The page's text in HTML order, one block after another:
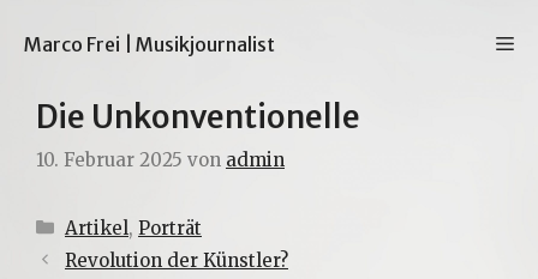
InhaltMarco Frei | Musikjournalist
Die Unkonventionelle
10. Februar 2025 von admin
Kategorien
Artikel, Porträt
Revolution der Künstler?